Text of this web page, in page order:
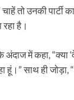
तो उनकी पार्टी
रहा है।
में कहा,
हूं।” साथ ही